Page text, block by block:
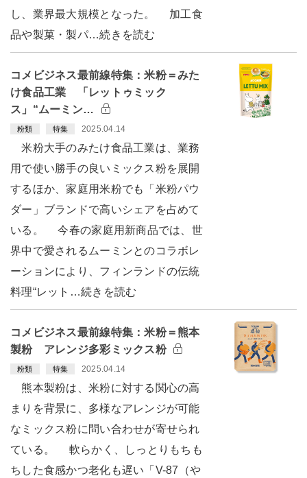
し、業界最大規模となった。 加工食
品や製菓・製パ…続きを読む
コメビジネス最前線特集：米粉＝みた
け食品工業 「レットゥミック
ス」“ムーミン…
粉類 特集 2025.04.14
米粉大手のみたけ食品工業は、業務
用で使い勝手の良いミックス粉を展開
するほか、家庭用米粉でも「米粉パウ
ダー」ブランドで高いシェアを占めて
いる。 今春の家庭用新商品では、世
界中で愛されるムーミンとのコラボレ
ーションにより、フィンランドの伝統
料理“レット…続きを読む
コメビジネス最前線特集：米粉＝熊本
製粉 アレンジ多彩ミックス粉
粉類 特集 2025.04.14
熊本製粉は、米粉に対する関心の高
まりを背景に、多様なアレンジが可能
なミックス粉に問い合わせが寄せられ
ている。 軟らかく、しっとりもちも
ちした食感かつ老化も遅い「V-87（や